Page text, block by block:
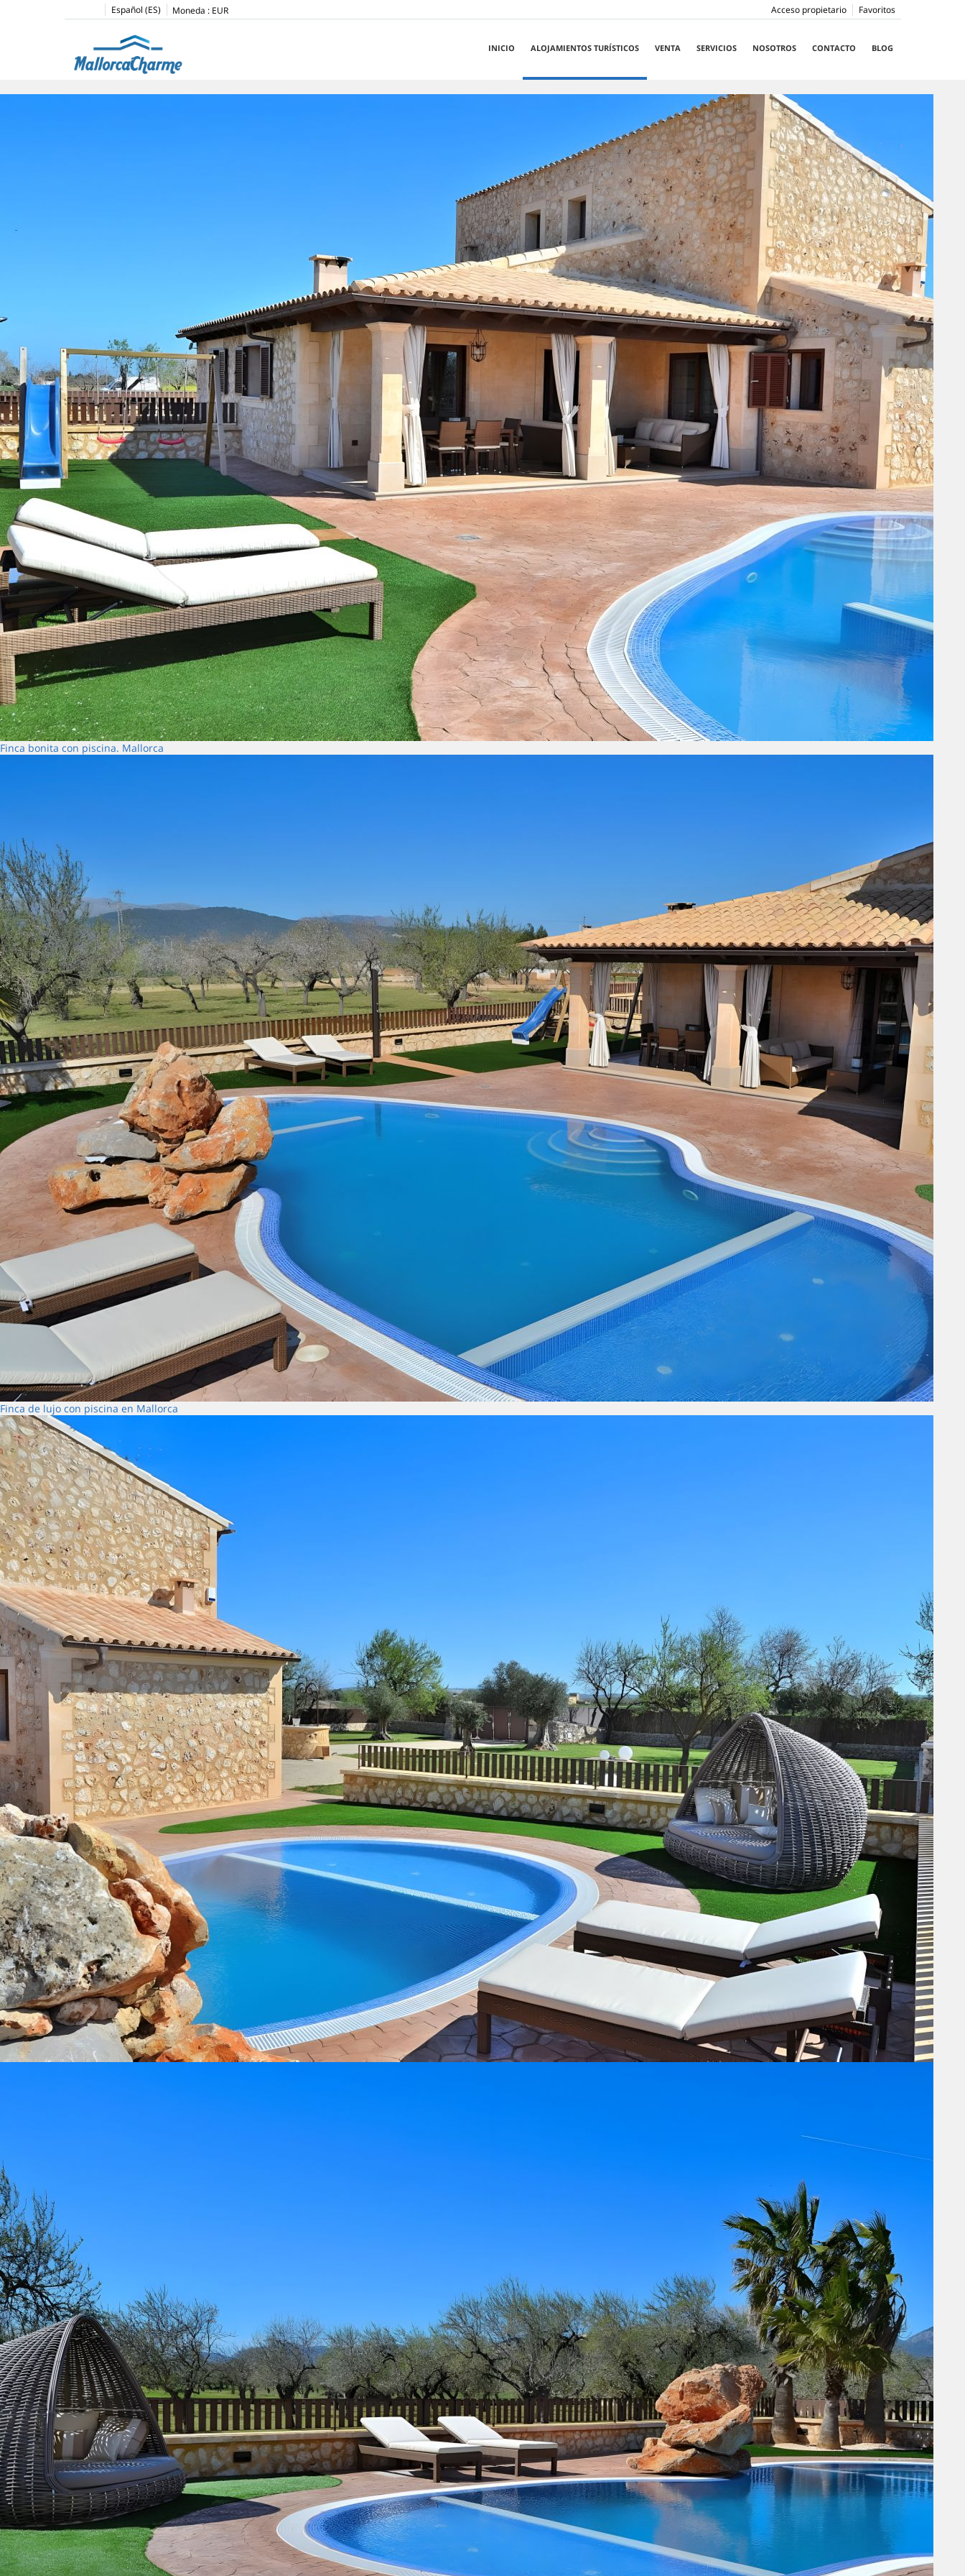
Español (ES) Moneda : EUR Favoritos
Acceso propietario
INICIO ALOJAMIENTOS TURÍSTICOS VENTA SERVICIOS NOSOTROS CONTACTO BLOG
Finca bonita con piscina. Mallorca
Finca de lujo con piscina en Mallorca